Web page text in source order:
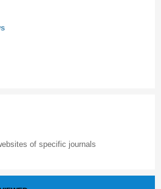
of specific journals